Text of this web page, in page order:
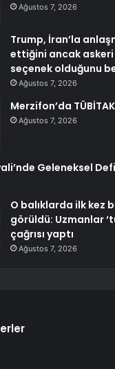
Ağustos 7, 2026
Trump, İran’la
ettiğini ancak askeri
seçenek olduğunu
Ağustos 7, 2026
Merzifon’da
Ağustos 7, 2026
Geleneksel
O balıklarda ilk kez
görüldü: Uzmanlar
çağrısı yaptı
Ağustos 7, 2026